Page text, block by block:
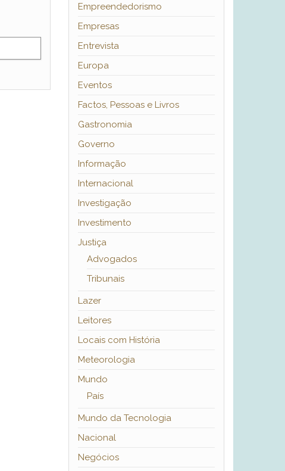
Empreendedorismo
Empresas
Entrevista
Europa
Eventos
Factos, Pessoas e Livros
Gastronomia
Governo
Informação
Internacional
Investigação
Investimento
Justiça
Advogados
Tribunais
Lazer
Leitores
Locais com História
Meteorologia
Mundo
País
Mundo da Tecnologia
Nacional
Negócios